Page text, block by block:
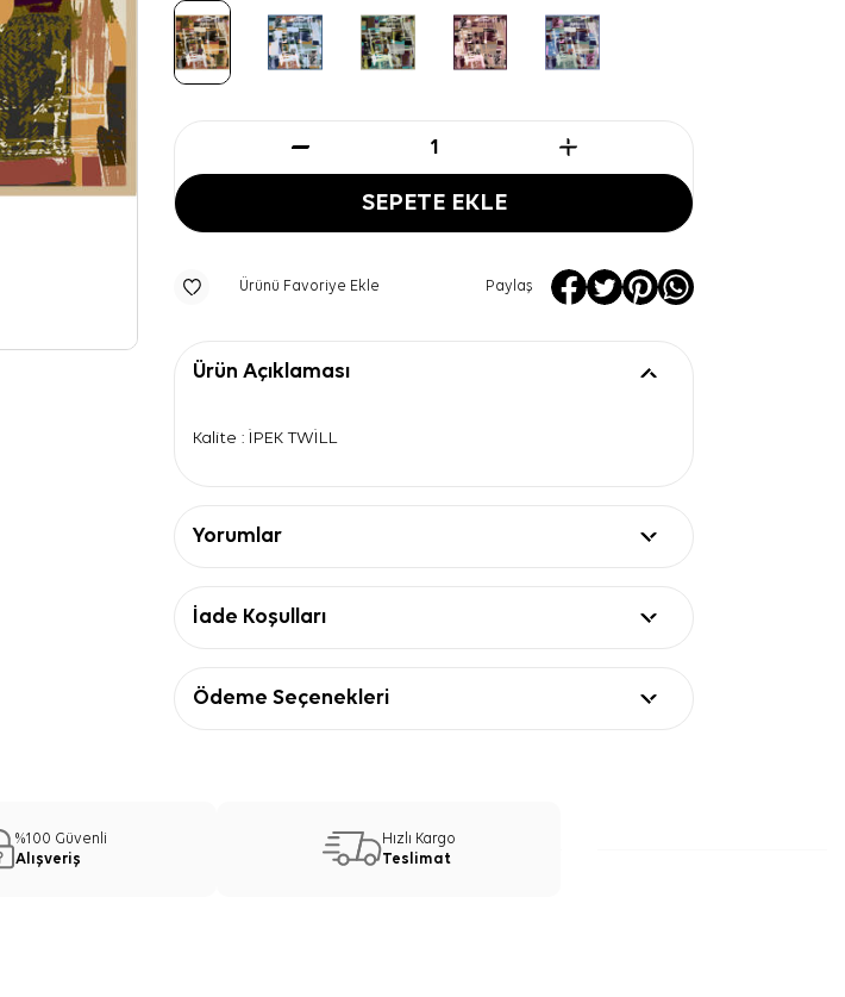
SEPETE EKLE
Ürünü Favoriye Ekle Paylaş
Ürün Açıklaması
Kalite : İPEK TWİLL
Yorumlar
İade Koşulları
Ödeme Seçenekleri
%100 Güvenli
Alışveriş
Hızlı Kargo
Teslimat